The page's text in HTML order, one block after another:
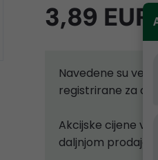
3,89 EUR
Navedene su
registrirane za
Akcijske cijene
daljnjom prodajom.